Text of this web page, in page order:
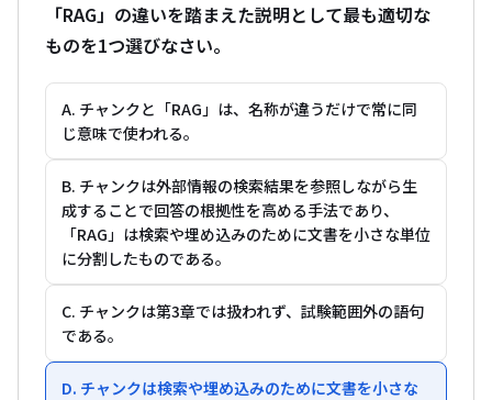
「RAG」の違いを踏まえた説明として最も適切な
ものを1つ選びなさい。
A. チャンクと「RAG」は、名称が違うだけで常に同
じ意味で使われる。
B. チャンクは外部情報の検索結果を参照しながら生
成することで回答の根拠性を高める手法であり、
「RAG」は検索や埋め込みのために文書を小さな単位
に分割したものである。
C. チャンクは第3章では扱われず、試験範囲外の語句
である。
D. チャンクは検索や埋め込みのために文書を小さな